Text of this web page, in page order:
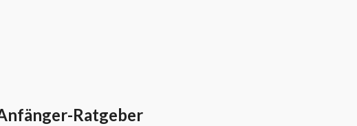
Ratgeber